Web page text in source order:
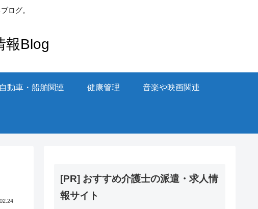
ログ。
報Blog
自動車・船舶関連 健康管理 音楽や映画関連
[PR] おすすめ介護士の派遣・求人情
報サイト